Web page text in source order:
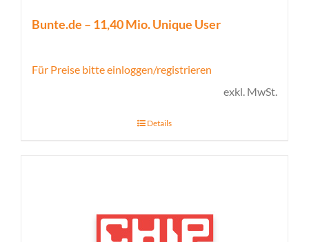
Bunte.de – 11,40 Mio. Unique User
Für Preise bitte einloggen/registrieren
exkl. MwSt.
Details